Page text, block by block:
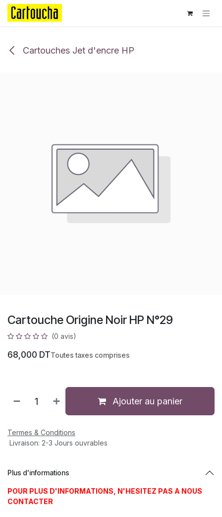
Se rendre au contenu
Cartouches Jet d'encre HP
Cartouche Origine Noir HP N°29
(0 avis)
68,000 DTToutes taxes comprises
Ajouter au panier
Termes & Conditions
Livraison: 2-3 Jours ouvrables
Plus d'informations
POUR PLUS D'INFORMATIONS, N'HESITEZ PAS A NOUS
CONTACTER